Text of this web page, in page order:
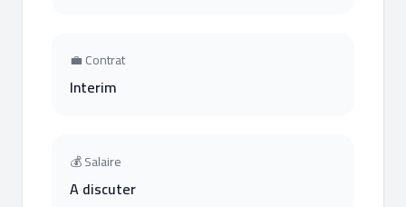
💼 Contrat
Interim
💰 Salaire
A discuter